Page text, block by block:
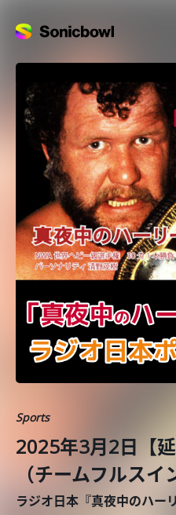
Sports
2025年3月2日【
（チームフルスイ
ラジオ日本『真夜中のハー